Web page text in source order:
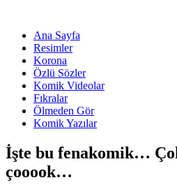
Ana Sayfa
Resimler
Korona
Özlü Sözler
Komik Videolar
Fıkralar
Ölmeden Gör
Komik Yazılar
İşte bu fenakomik…
çooook…